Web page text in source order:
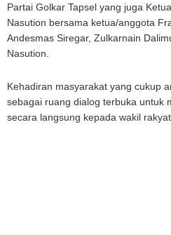
Partai Golkar Tapsel yang juga
Nasution bersama ketua/anggota
Andesmas Siregar, Zulkarnain
Nasution.
Kehadiran masyarakat yang cukup
sebagai ruang dialog terbuka untuk
secara langsung kepada wakil